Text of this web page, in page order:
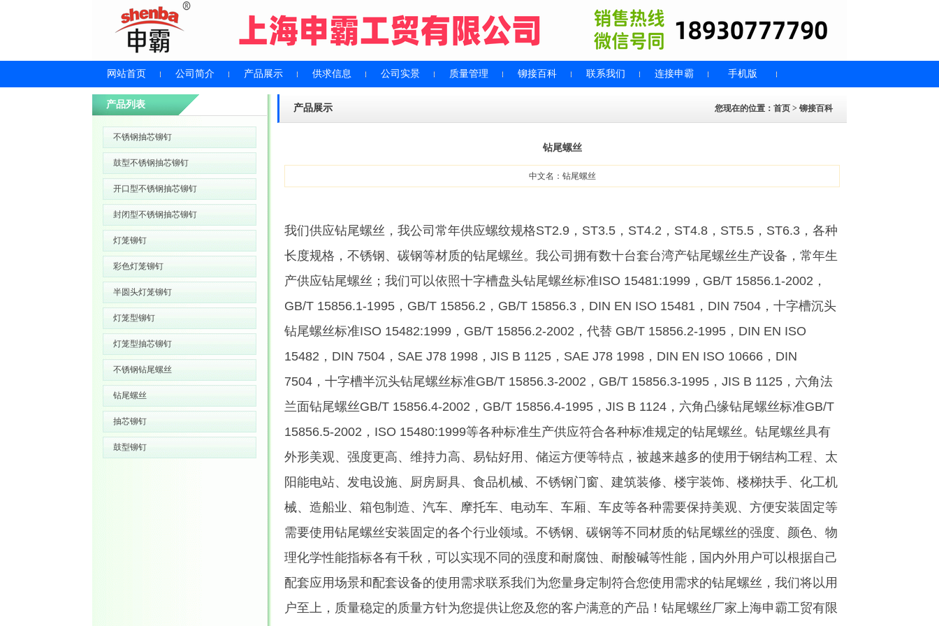
网站首页 公司简介 产品展示 供求信息 公司实景 质量管理 铆接百科 联系我们 连接申霸 手机版
产品列表
不锈钢抽芯铆钉
鼓型不锈钢抽芯铆钉
开口型不锈钢抽芯铆钉
封闭型不锈钢抽芯铆钉
灯笼铆钉
彩色灯笼铆钉
半圆头灯笼铆钉
灯笼型铆钉
灯笼型抽芯铆钉
不锈钢钻尾螺丝
钻尾螺丝
抽芯铆钉
鼓型铆钉
您现在的位置： 首页 > 铆接百科
产品展示
钻尾螺丝
中文名：钻尾螺丝
我们供应钻尾螺丝，我公司常年供应螺纹规格ST2.9，ST3.5，ST4.2，ST4.8，ST5.5，ST6.3，各种
长度规格，不锈钢、碳钢等材质的钻尾螺丝。我公司拥有数十台套台湾产钻尾螺丝生产设备，常年生
产供应钻尾螺丝；我们可以依照十字槽盘头钻尾螺丝标准ISO 15481:1999，GB/T 15856.1-2002，
GB/T 15856.1-1995，GB/T 15856.2，GB/T 15856.3，DIN EN ISO 15481，DIN 7504，十字槽沉头
钻尾螺丝标准ISO 15482:1999，GB/T 15856.2-2002，代替 GB/T 15856.2-1995，DIN EN ISO
15482，DIN 7504，SAE J78 1998，JIS B 1125，SAE J78 1998，DIN EN ISO 10666，DIN
7504，十字槽半沉头钻尾螺丝标准GB/T 15856.3-2002，GB/T 15856.3-1995，JIS B 1125，六角法
兰面钻尾螺丝GB/T 15856.4-2002，GB/T 15856.4-1995，JIS B 1124，六角凸缘钻尾螺丝标准GB/T
15856.5-2002，ISO 15480:1999等各种标准生产供应符合各种标准规定的钻尾螺丝。钻尾螺丝具有
外形美观、强度更高、维持力高、易钻好用、储运方便等特点，被越来越多的使用于钢结构工程、太
阳能电站、发电设施、厨房厨具、食品机械、不锈钢门窗、建筑装修、楼宇装饰、楼梯扶手、化工机
械、造船业、箱包制造、汽车、摩托车、电动车、车厢、车皮等各种需要保持美观、方便安装固定等
需要使用钻尾螺丝安装固定的各个行业领域。不锈钢、碳钢等不同材质的钻尾螺丝的强度、颜色、物
理化学性能指标各有千秋，可以实现不同的强度和耐腐蚀、耐酸碱等性能，国内外用户可以根据自己
配套应用场景和配套设备的使用需求联系我们为您量身定制符合您使用需求的钻尾螺丝，我们将以用
户至上，质量稳定的质量方针为您提供让您及您的客户满意的产品！钻尾螺丝厂家上海申霸工贸有限